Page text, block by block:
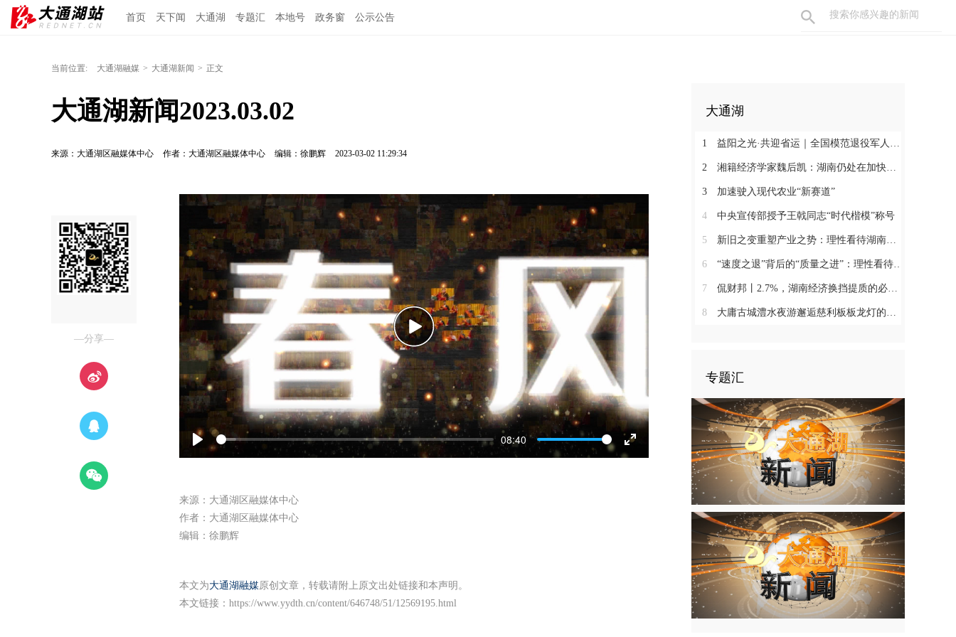
首页 天下闻 大通湖 专题汇 本地号 政务窗 公示公告
当前位置: 大通湖融媒 > 大通湖新闻 > 正文
大通湖新闻2023.03.02
来源：大通湖区融媒体中心 作者：大通湖区融媒体中心 编辑：徐鹏辉 2023-03-02 11:29:34
—分享—
Play
08:40
Enter
Play
来源：大通湖区融媒体中心
作者：大通湖区融媒体中心
编辑：徐鹏辉
本文为大通湖融媒原创文章，转载请附上原文出处链接和本声明。
本文链接： https://www.yydth.cn/content/646748/51/12569195.html
大通湖
1 益阳之光·共迎省运｜全国模范退役军人许国良的乡村美育之路
2 湘籍经济学家魏后凯：湖南仍处在加快发展的过程中
3 加速驶入现代农业“新赛道”
4 中央宣传部授予王戟同志“时代楷模”称号
5 新旧之变重塑产业之势：理性看待湖南经济半年报（二）
6 “速度之退”背后的“质量之进”：理性看待湖南经济半年报（一）
7 侃财邦丨2.7%，湖南经济换挡提质的必经关口
8 大庸古城澧水夜游邂逅慈利板板龙灯的千年浪漫
专题汇